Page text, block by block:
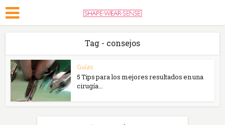
Tag - consejos
Guías
5 Tips para los mejores resultados en una
cirugía...